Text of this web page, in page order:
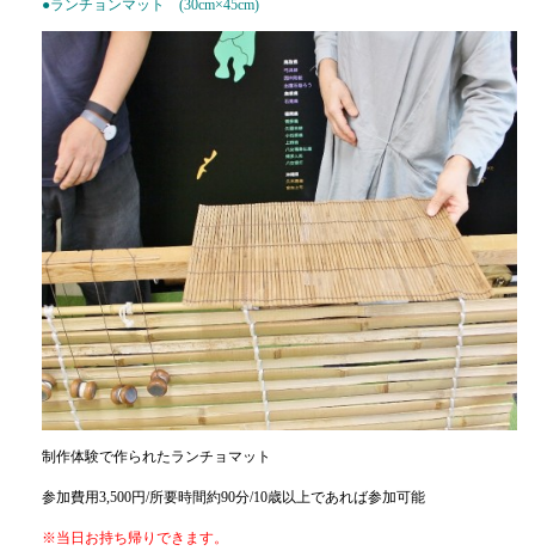
●ランチョンマット (30cm×45cm)
制作体験で作られたランチョマット
参加費用3,500円/所要時間約90分/10歳以上であれば参加可能
※当日お持ち帰りできます。